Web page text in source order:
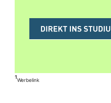
¹Werbelink